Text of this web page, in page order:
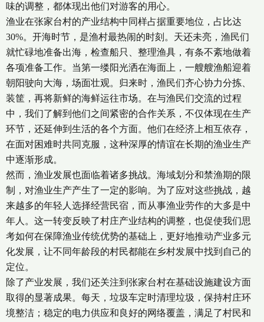
味的调整，都体现出他们对游客的用心。
渔业在张家台村的产业结构中同样占据重要地位，占比达
30%。开海时节，是渔村最热闹的时刻。天还未亮，渔民们
就忙碌地准备出海，检查船只、整理渔具，有条不紊地做着
各项准备工作。当第一缕阳光洒在海面上，一艘艘渔船迎着
朝阳驶向大海，场面壮观。归来时，渔民们齐心协力分拣、
装筐，再将新鲜的海鲜运往市场。在与渔民们交流的过程
中，我们了解到他们之间紧密的合作关系，不仅体现在生产
环节，还延伸到生活的各个方面。他们在经济上相互依存，
在面对困难时共同克服，这种深厚的情谊在长期的渔业生产
中逐渐形成。
然而，渔业发展也面临着诸多挑战。海域划分和禁渔期的限
制，对渔业生产产生了一定的影响。为了应对这些挑战，越
来越多的年轻人选择经营民宿，而从事渔业劳作的大多是中
年人。这一转变反映了村庄产业结构的调整，也促使我们思
考如何在保障渔业传统优势的基础上，更好地推动产业多元
化发展，让不同年龄段的村民都能在乡村发展中找到自己的
定位。
除了产业发展，我们还关注到张家台村在基础设施建设方面
取得的显著成果。每天，垃圾车定时清理垃圾，保持村庄环
境整洁；稳定的电力供应和良好的网络覆盖，满足了村民和